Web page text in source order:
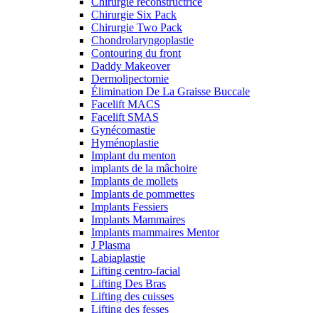
Chirurgie Six Pack
Chirurgie Two Pack
Chondrolaryngoplastie
Contouring du front
Daddy Makeover
Dermolipectomie
Élimination De La Graisse Buccale
Facelift MACS
Facelift SMAS
Gynécomastie
Hyménoplastie
Implant du menton
implants de la mâchoire
Implants de mollets
Implants de pommettes
Implants Fessiers
Implants Mammaires
Implants mammaires Mentor
J Plasma
Labiaplastie
Lifting centro-facial
Lifting Des Bras
Lifting des cuisses
Lifting des fesses